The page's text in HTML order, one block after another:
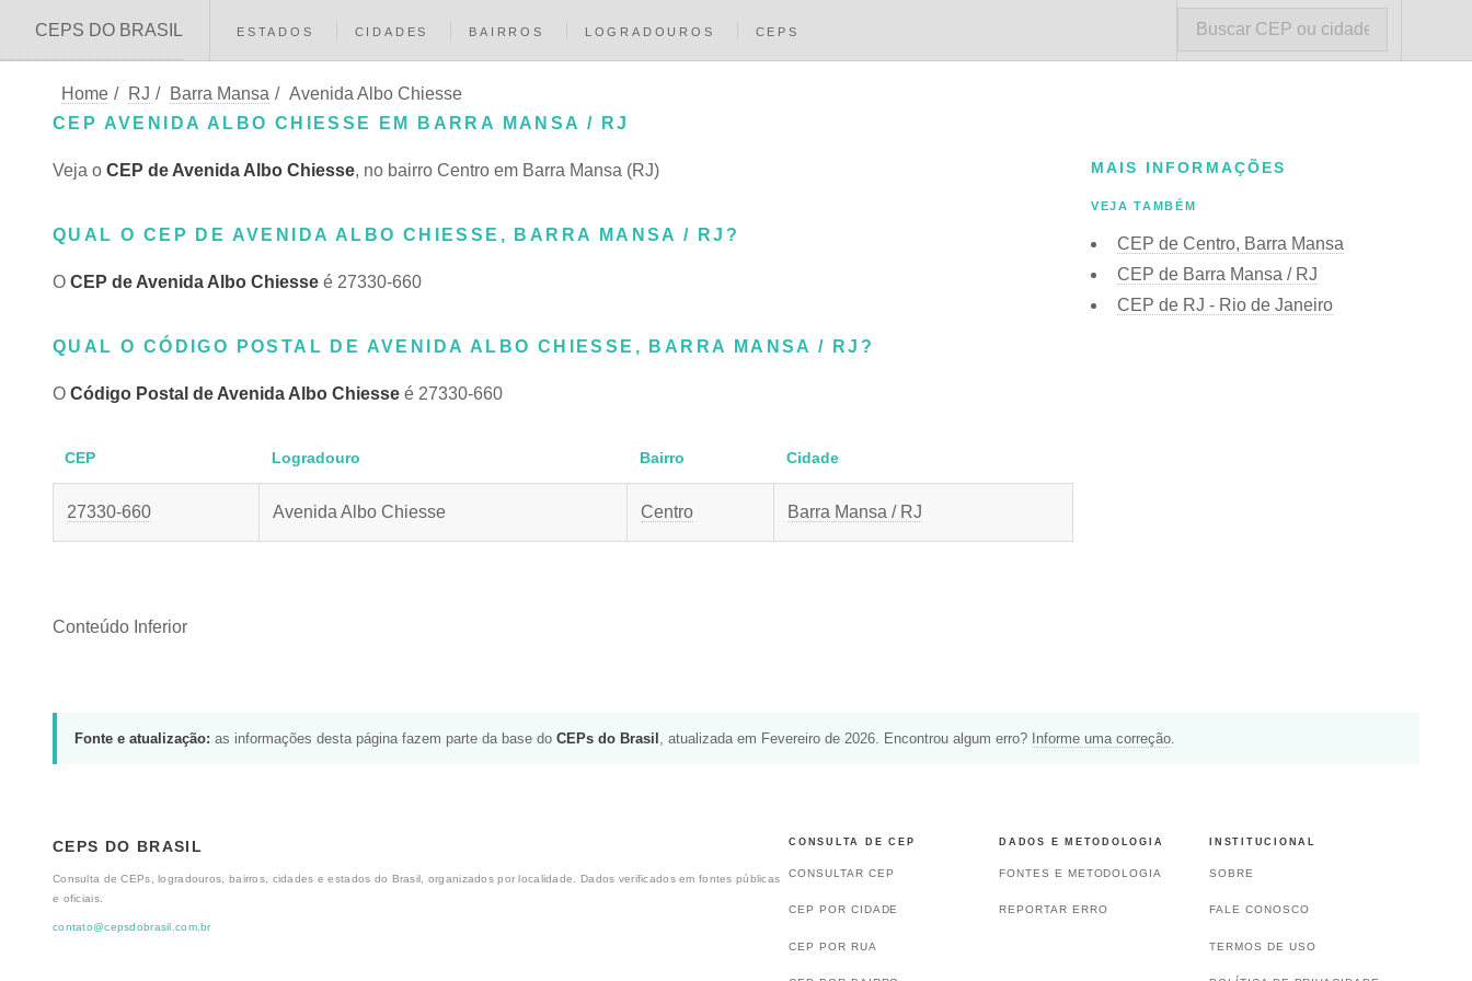
CEPS DO BRASIL ESTADOS CIDADES BAIRROS LOGRADOUROS CEPS
Home / RJ / Barra Mansa / Avenida Albo Chiesse
CEP AVENIDA ALBO CHIESSE EM BARRA MANSA / RJ
Veja o CEP de Avenida Albo Chiesse, no bairro Centro em Barra Mansa (RJ)
QUAL O CEP DE AVENIDA ALBO CHIESSE, BARRA MANSA / RJ?
O CEP de Avenida Albo Chiesse é 27330-660
QUAL O CÓDIGO POSTAL DE AVENIDA ALBO CHIESSE, BARRA MANSA / RJ?
O Código Postal de Avenida Albo Chiesse é 27330-660
CEP Logradouro Bairro Cidade
27330-660 Avenida Albo Chiesse Centro Barra Mansa / RJ
Conteúdo Inferior
MAIS INFORMAÇÕES
VEJA TAMBÉM
CEP de Centro, Barra Mansa
CEP de Barra Mansa / RJ
CEP de RJ - Rio de Janeiro
Fonte e atualização: as informações desta página fazem parte da base do CEPs do Brasil , atualizada em Fevereiro de 2026. Encontrou algum erro? Informe uma correção
CEPS DO BRASIL
Consulta de CEPs, logradouros, bairros, cidades e estados do Brasil, organizados por localidade. Dados verificados em fontes públicas
e oficiais.
contato@cepsdobrasil.com.br
CONSULTA DE CEP
CONSULTAR CEP
CEP POR CIDADE
CEP POR RUA
DADOS E METODOLOGIA
FONTES E METODOLOGIA
REPORTAR ERRO
INSTITUCIONAL
SOBRE
FALE CONOSCO
TERMOS DE USO